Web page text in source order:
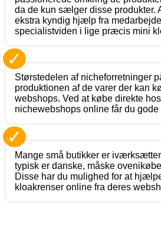
da de kun sælger disse produkter.
ekstra kyndig hjælp fra
specialistviden i lige præcis mini
✓
Størstedelen af nicheforretninger
produktionen af de varer der kan
webshops. Ved at købe direkte
nichewebshops online får du gode
✓
Mange små butikker er
typisk er danske, måske
Disse har du mulighed for at
kloakrenser online fra deres